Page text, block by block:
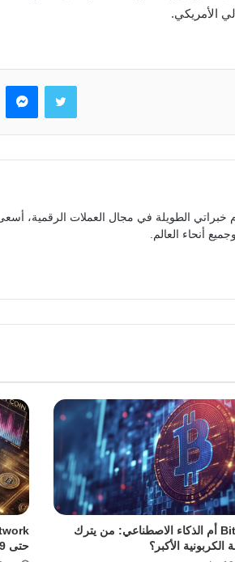
الأمريكي.
تويتر
خبراتي الطويلة في مجال العملات الرقمية،
أنحاء العالم.
Bitcoin أم الذكاء الاصطناعي: من يترك
الكربونية الأكبر؟
حتى 19 مايو